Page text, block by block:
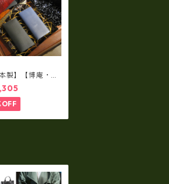
製】【博庵・HI
】最高級牛革
テッド）札入
長財布 ha-2153